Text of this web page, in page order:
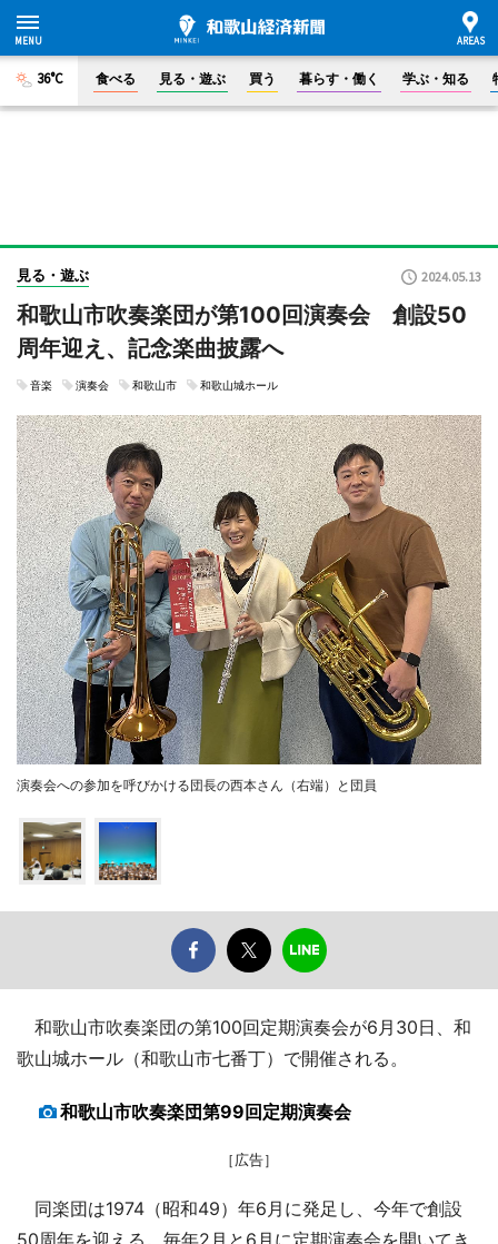
36°C 食べる 見る・遊ぶ 買う 暮らす・働く 学ぶ・知る
見る・遊ぶ 2024.05.13
和歌山市吹奏楽団が第100回演奏会 創設50
周年迎え、記念楽曲披露へ
音楽 演奏会 和歌山市 和歌山城ホール
演奏会への参加を呼びかける団長の西本さん（右端）と団員
和歌山市吹奏楽団の第100回定期演奏会が6月30日、和
歌山城ホール（和歌山市七番丁）で開催される。
和歌山市吹奏楽団第99回定期演奏会
［広告］
同楽団は1974（昭和49）年6月に発足し、今年で創設
50周年を迎える。毎年2月と6月に定期演奏会を開いてき